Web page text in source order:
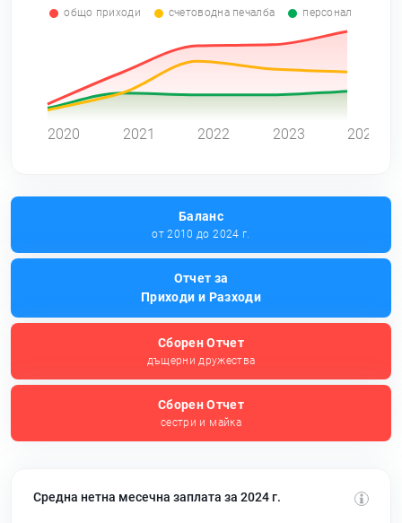
общо приходи счетоводна печалба персонал
2020 2021 2022 2023 2024
Баланс
от 2010 до 2024 г.
Отчет за
Приходи и Разходи
Сборен Отчет
дъщерни дружества
Сборен Отчет
сестри и майка
Средна нетна месечна заплата за 2024 г.